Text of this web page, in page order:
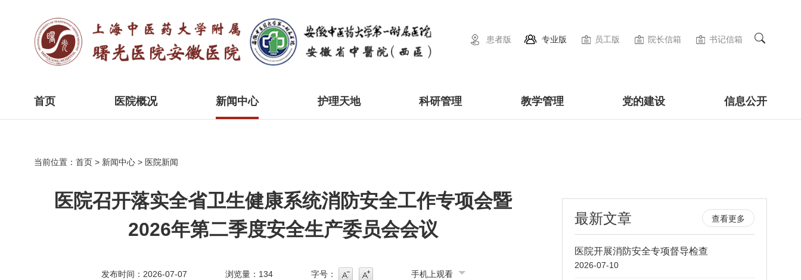
患者版 专业版 员工版 院长信箱 书记信箱
首页 医院概况 新闻中心 护理天地 科研管理 教学管理 党的建设 信息公开
当前位置： 首页 > 新闻中心 > 医院新闻
医院召开落实全省卫生健康系统消防安全工作专项会暨
2026年第二季度安全生产委员会会议
发布时间：2026-07-07 浏览量： 134 字号：
字号字号增大 手机上观看
最新文章 查看更多
医院开展消防安全专项督导检查
2026-07-10